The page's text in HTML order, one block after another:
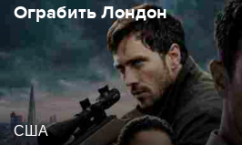
Ограбить Лондон
США